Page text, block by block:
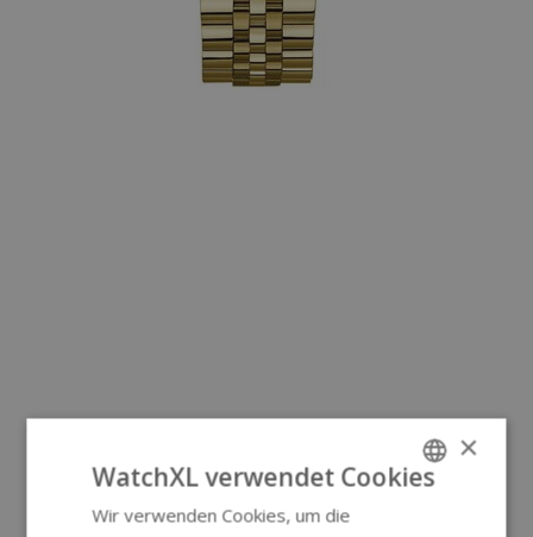
×
WatchXL verwendet Cookies
Wir verwenden Cookies, um die